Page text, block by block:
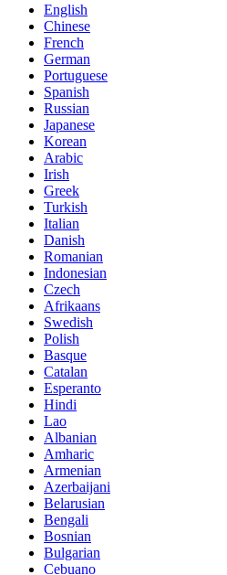
English
Chinese
French
German
Portuguese
Spanish
Russian
Japanese
Korean
Arabic
Irish
Greek
Turkish
Italian
Danish
Romanian
Indonesian
Czech
Afrikaans
Swedish
Polish
Basque
Catalan
Esperanto
Hindi
Lao
Albanian
Amharic
Armenian
Azerbaijani
Belarusian
Bengali
Bosnian
Bulgarian
Cebuano